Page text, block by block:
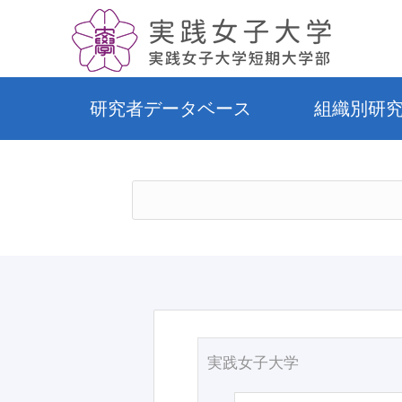
研究者データベース 組織別研
実践女子大学